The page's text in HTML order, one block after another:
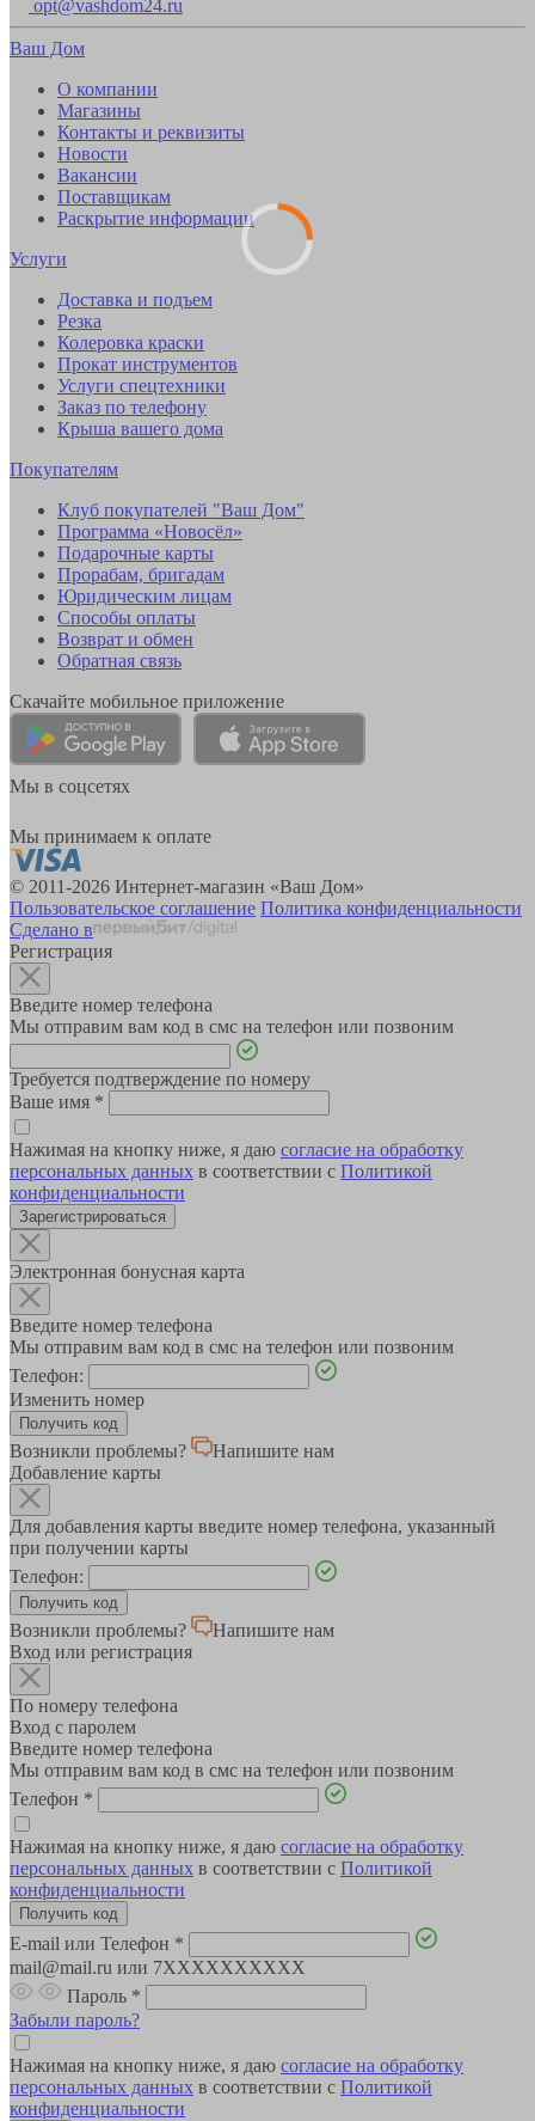
opt@vashdom24.ru
Ваш Дом
О компании
Магазины
Контакты и реквизиты
Новости
Вакансии
Поставщикам
Раскрытие информации
Услуги
Доставка и подъем
Резка
Колеровка краски
Прокат инструментов
Услуги спецтехники
Заказ по телефону
Крыша вашего дома
Покупателям
Клуб покупателей "Ваш Дом"
Программа «Новосёл»
Подарочные карты
Прорабам, бригадам
Юридическим лицам
Способы оплаты
Возврат и обмен
Обратная связь
Скачайте мобильное приложение
Мы в соцсетях
Мы принимаем к оплате
© 2011-2026 Интернет-магазин «Ваш Дом»
Пользовательское соглашение Политика конфиденциальности
Сделано в
Регистрация
Введите номер телефона
Мы отправим вам код в смс на телефон или позвоним
Требуется подтверждение по номеру
Ваше имя *
Нажимая на кнопку ниже, я даю согласие на обработку
персональных данных в соответствии с Политикой
конфиденциальности
Зарегистрироваться
Электронная бонусная карта
Введите номер телефона
Мы отправим вам код в смс на телефон или позвоним
Телефон:
Изменить номер
Возникли проблемы?
Напишите нам
Добавление карты
Для добавления карты введите номер телефона, указанный
при получении карты
Телефон:
Возникли проблемы?
Напишите нам
Вход или регистрация
По номеру телефона
Вход с паролем
Введите номер телефона
Мы отправим вам код в смс на телефон или позвоним
Телефон *
Нажимая на кнопку ниже, я даю согласие на обработку
персональных данных в соответствии с Политикой
конфиденциальности
E-mail или Телефон *
mail@mail.ru или 7XXXXXXXXXX
Пароль *
Забыли пароль?
Нажимая на кнопку ниже, я даю согласие на обработку
персональных данных в соответствии с Политикой
конфиденциальности